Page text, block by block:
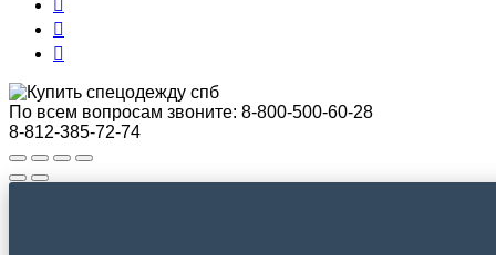
По всем вопросам звоните: 8-800-500-60-28
8-812-385-72-74